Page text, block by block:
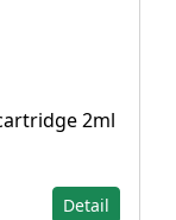
2ml
Detail